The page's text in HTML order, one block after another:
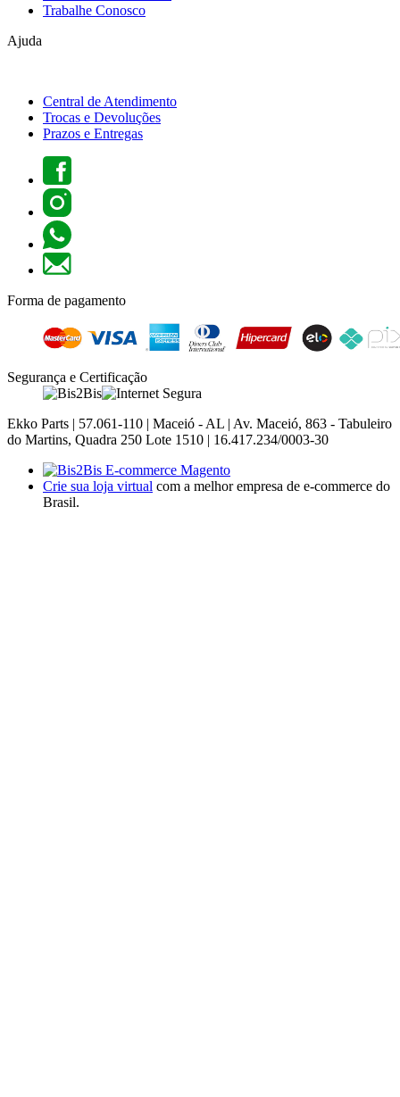
Trabalhe Conosco
Ajuda
Central de Atendimento
Trocas e Devoluções
Prazos e Entregas
Forma de pagamento
Segurança e Certificação
Ekko Parts | 57.061-110 | Maceió - AL | Av. Maceió, 863 - Tabuleiro
do Martins, Quadra 250 Lote 1510 | 16.417.234/0003-30
Crie sua loja virtual com a melhor empresa de e-commerce do
Brasil.